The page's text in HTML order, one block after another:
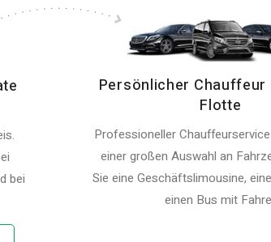
bei
Persönlicher Chauffeur
Flotte
Professioneller
einer großen Auswahl an
Sie eine Geschäftslimousine,
einen Bus mit